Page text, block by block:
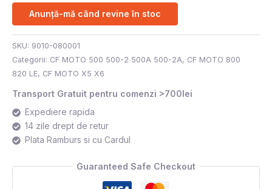
Anunță-mă când revine în stoc
SKU: 9010-080001
Categorii: CF MOTO 500 500-2 500A 500-2A, CF MOTO 800
820 LE, CF MOTO X5 X6
Transport Gratuit pentru comenzi >700lei
Expediere rapida
14 zile drept de retur
Plata Ramburs si cu Cardul
Guaranteed Safe Checkout